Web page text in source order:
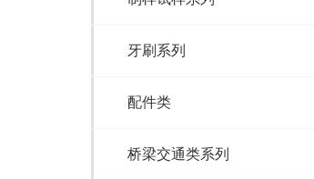
牙刷系列
配件类
桥梁交通类系列